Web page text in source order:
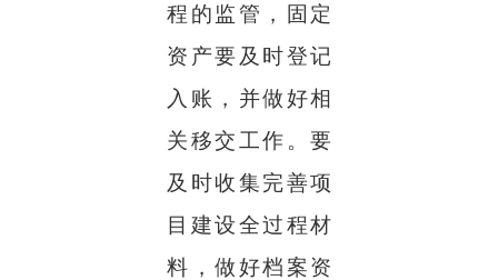
程的监管，固定
资产要及时登记
入账，并做好相
关移交工作。要
及时收集完善项
目建设全过程材
料，做好档案资